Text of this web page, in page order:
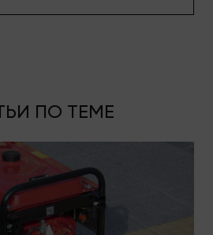
ПО ТЕМЕ